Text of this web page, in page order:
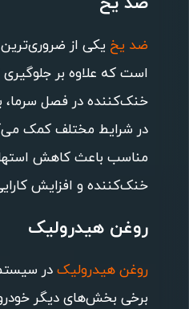
ضد یخ یکی از
است که علاوه بر جلوگیری
خنک‌کننده در فصل سرما،
در شرایط مختلف کمک
مناسب باعث کاهش
خنک‌کننده و افزایش
روغن هیدرولیک
روغن هیدرولیک در
برخی بخش‌های دیگر